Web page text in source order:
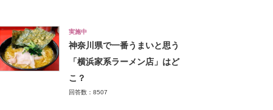
実施中
神奈川県で一番うまいと思う
「横浜家系ラーメン店」はど
こ？
回答数：8507